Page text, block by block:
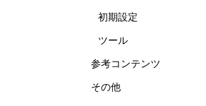
初期設定
ツール
参考コンテンツ
その他